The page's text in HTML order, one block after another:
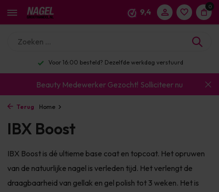
9,4
0
Voor 16:00 besteld? Dezelfde werkdag verstuurd
Beauty Medewerker Gezocht! Solliciteer nu
Terug Home
IBX Boost
IBX Boost is dé ultieme base coat en topcoat. Het opruwen
van de natuurlijke nagel is verleden tijd. Het verlengt de
draagbaarheid van gellak en gel polish tot 3 weken. Het is